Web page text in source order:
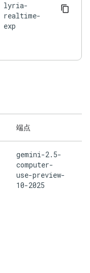
lyria-
realtime-
exp
端点
gemini-2.5-
computer-
use-preview-
10-2025